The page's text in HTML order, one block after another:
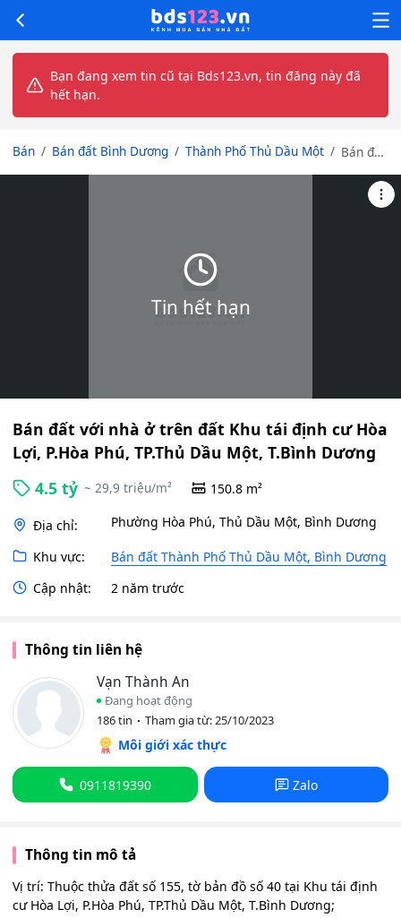
Bạn đang xem tin cũ tại Bds123.vn, tin đăng này đã
hết hạn.
Bán Bán đất Bình Dương Thành Phố Thủ Dầu Một
Bán đất
ở trên
đất Khu
Tin hết hạn
Bán đất với nhà ở trên đất Khu tái định cư Hòa
Lợi, P.Hòa Phú, TP.Thủ Dầu Một, T.Bình Dương
4.5 tỷ ~ 29,9 triệu/m² 150.8 m²
Địa chỉ: Phường Hòa Phú, Thủ Dầu Một, Bình Dương
Khu vực:
Bán đất Thành Phố Thủ Dầu Một, Bình Dương
Cập nhật:
2 năm trước
Thông tin liên hệ
Vạn Thành An
Đang hoạt động
186 tin
Tham gia từ: 25/10/2023
Môi giới xác thực
0911819390 Zalo
Thông tin mô tả
Vị trí: Thuộc thửa đất số 155, tờ bản đồ số 40 tại Khu tái định
cư Hòa Lợi, P.Hòa Phú, TP.Thủ Dầu Một, T.Bình Dương;